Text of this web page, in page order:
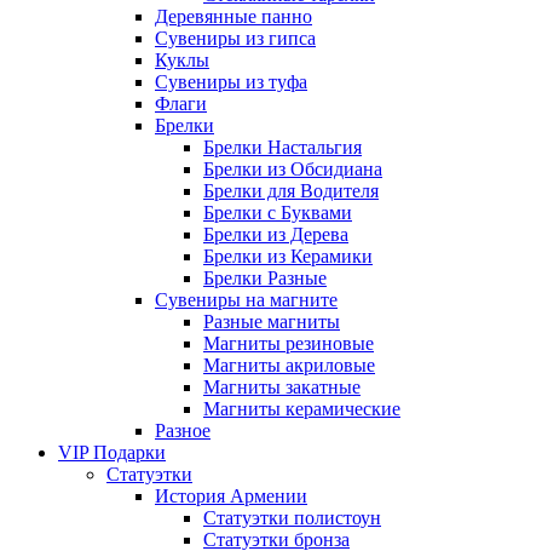
Деревянные панно
Сувениры из гипса
Куклы
Сувениры из туфа
Флаги
Брелки
Брелки Настальгия
Брелки из Обсидиана
Брелки для Водителя
Брелки с Буквами
Брелки из Дерева
Брелки из Керамики
Брелки Разные
Сувениры на магните
Разные магниты
Магниты резиновые
Магниты акриловые
Магниты закатные
Магниты керамические
Разное
VIP Подарки
Статуэтки
История Армении
Статуэтки полистоун
Статуэтки бронза